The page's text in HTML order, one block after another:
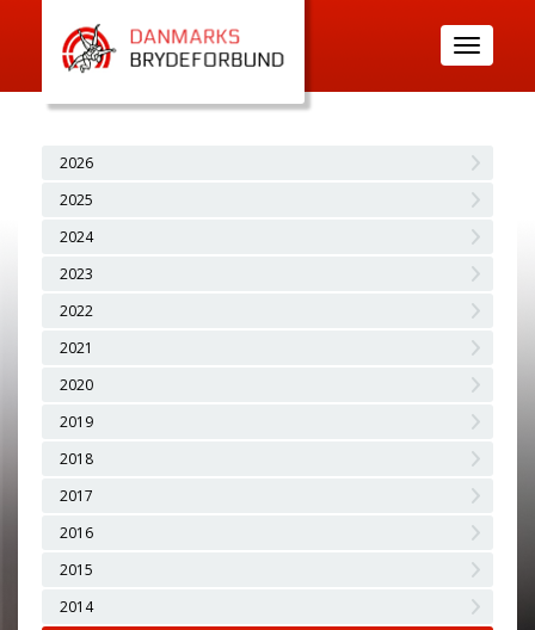
Toggle
navigation
2026
2025
2024
2023
2022
2021
2020
2019
2018
2017
2016
2015
2014